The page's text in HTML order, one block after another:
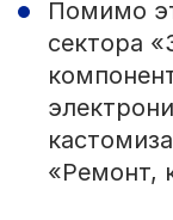
Помимо
сектора
«Ремонт,